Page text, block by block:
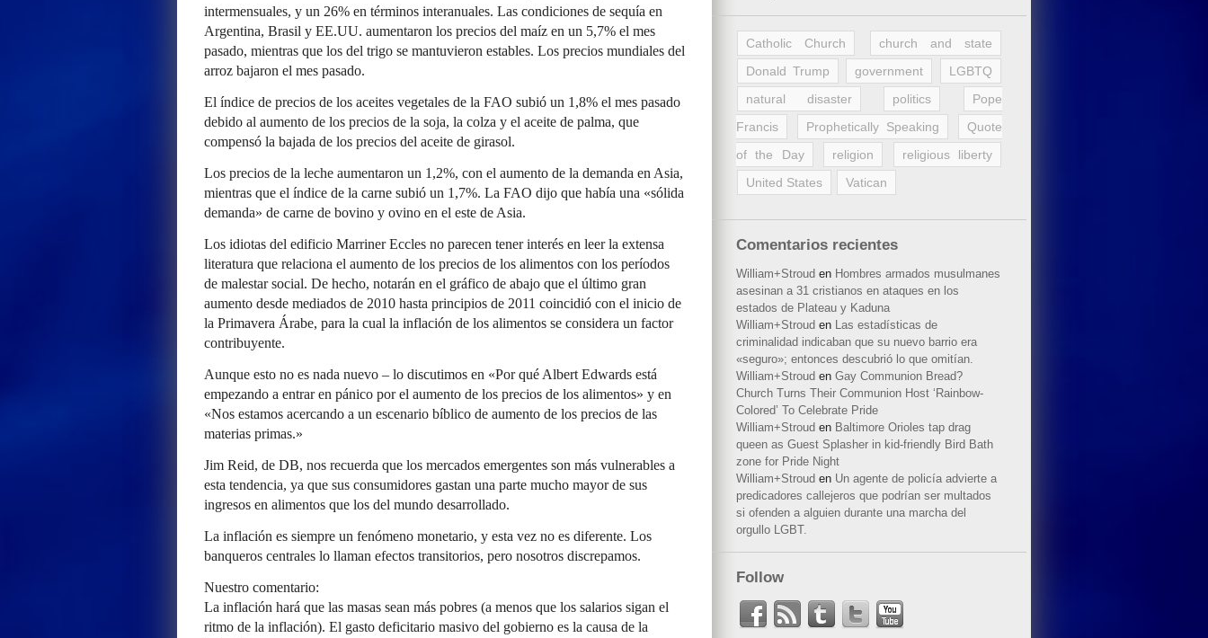
intermensuales, y un 26% en términos interanuales. Las condiciones de sequía en
Argentina, Brasil y EE.UU. aumentaron los precios del maíz en un 5,7% el mes
pasado, mientras que los del trigo se mantuvieron estables. Los precios mundiales del
arroz bajaron el mes pasado.
El índice de precios de los aceites vegetales de la FAO subió un 1,8% el mes pasado
debido al aumento de los precios de la soja, la colza y el aceite de palma, que
compensó la bajada de los precios del aceite de girasol.
Los precios de la leche aumentaron un 1,2%, con el aumento de la demanda en Asia,
mientras que el índice de la carne subió un 1,7%. La FAO dijo que había una «sólida
demanda» de carne de bovino y ovino en el este de Asia.
Los idiotas del edificio Marriner Eccles no parecen tener interés en leer la extensa
literatura que relaciona el aumento de los precios de los alimentos con los períodos
de malestar social. De hecho, notarán en el gráfico de abajo que el último gran
aumento desde mediados de 2010 hasta principios de 2011 coincidió con el inicio de
la Primavera Árabe, para la cual la inflación de los alimentos se considera un factor
contribuyente.
Aunque esto no es nada nuevo – lo discutimos en «Por qué Albert Edwards está
empezando a entrar en pánico por el aumento de los precios de los alimentos» y en
«Nos estamos acercando a un escenario bíblico de aumento de los precios de las
materias primas.»
Jim Reid, de DB, nos recuerda que los mercados emergentes son más vulnerables a
esta tendencia, ya que sus consumidores gastan una parte mucho mayor de sus
ingresos en alimentos que los del mundo desarrollado.
La inflación es siempre un fenómeno monetario, y esta vez no es diferente. Los
banqueros centrales lo llaman efectos transitorios, pero nosotros discrepamos.
Nuestro comentario:
La inflación hará que las masas sean más pobres (a menos que los salarios sigan el
ritmo de la inflación). El gasto deficitario masivo del gobierno es la causa de la
Catholic Church
church and state
Donald Trump
government
LGBTQ
natural disaster
politics
Pope
Francis
Prophetically Speaking
Quote
of the Day
religion
religious liberty
United States
Vatican
Comentarios recientes
William+Stroud en Hombres armados musulmanes
asesinan a 31 cristianos en ataques en los
estados de Plateau y Kaduna
William+Stroud en Las estadísticas de
criminalidad indicaban que su nuevo barrio era
«seguro»; entonces descubrió lo que omitían.
William+Stroud en Gay Communion Bread?
Church Turns Their Communion Host ‘Rainbow-
Colored’ To Celebrate Pride
William+Stroud en Baltimore Orioles tap drag
queen as Guest Splasher in kid-friendly Bird Bath
zone for Pride Night
William+Stroud en Un agente de policía advierte a
predicadores callejeros que podrían ser multados
si ofenden a alguien durante una marcha del
orgullo LGBT.
Follow